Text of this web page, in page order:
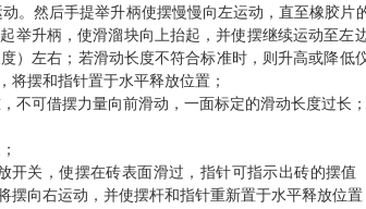
。然后手提举升柄使摆慢慢向左运动，直至橡胶片
举升柄 ，使滑溜块向上抬起，并使摆继续运动至左
）左右； 若滑动长度不符合标准时，则升高或降低
将摆和指针置于水平释放位置 ；
不可借摆力量向前滑动，一面标定的滑动长度过长；
开关，使摆在砖表面滑过，指针可指示出砖的摆值
摆向右运动 ，并使摆杆和指针重新置于水平释放位置